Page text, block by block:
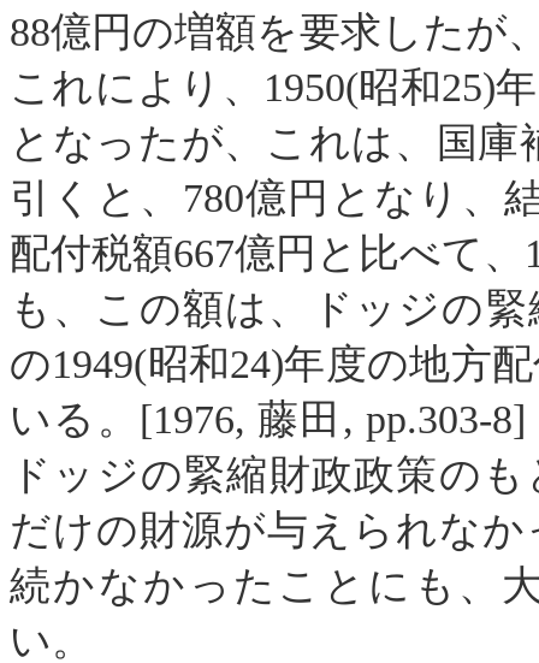
88億円の増額を要求したが
これにより、 1950(昭和25)
となったが、これは、国
引くと、 780億円となり、
配付税額667億円と比べて、
も、この額は、ドッジの
の1949(昭和24)年度の地方
いる。 [1976,藤田 , pp.303-8
ドッジの緊縮財政政策の
だけの財源が与えられな
続かなかったことにも、
い。